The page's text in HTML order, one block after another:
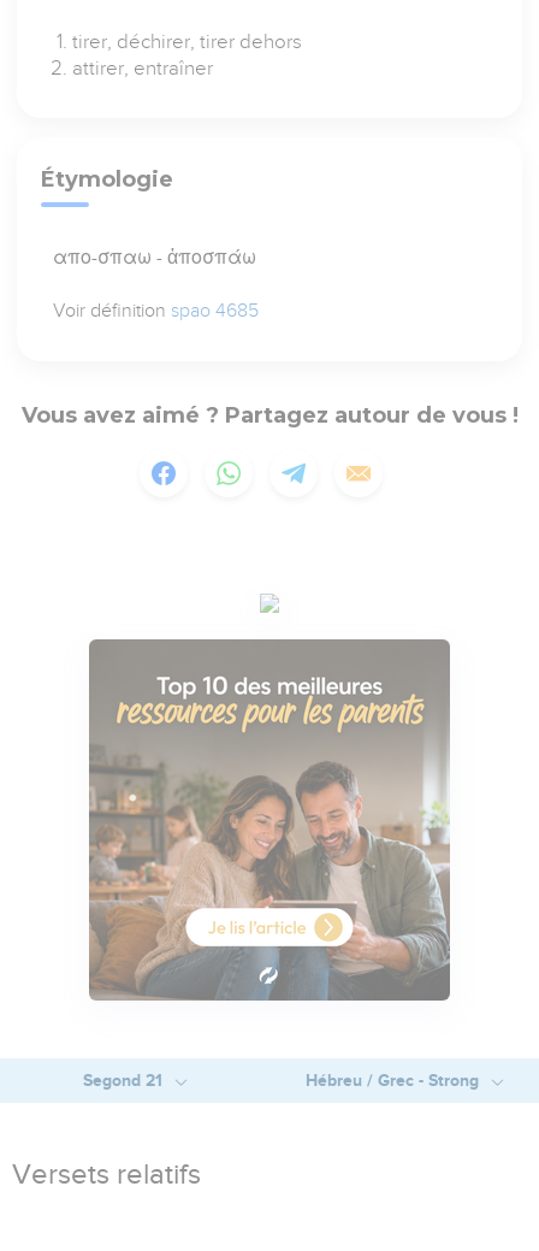
tirer, déchirer, tirer dehors
attirer, entraîner
Étymologie
απο-σπαω - ἀποσπάω
Voir définition spao 4685
Vous avez aimé ? Partagez autour de vous !
Segond 21 Hébreu / Grec - Strong
Versets relatifs